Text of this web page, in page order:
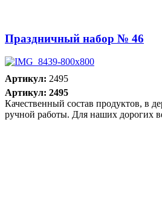
Праздничный набор № 46
Артикул: 2495
Артикул: 2495
Качественный состав продуктов, в
ручной работы. Для наших дорогих